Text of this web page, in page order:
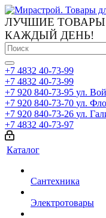
ЛУЧШИЕ ТОВАРЫ
КАЖДЫЙ ДЕНЬ!
+7 4832 40-73-99
+7 4832 40-73-99
+7 920 840-73-95 ул.
+7 920 840-73-70 ул.
+7 920 840-73-26 ул.
+7 4832 40-73-97
Каталог
Сантехника
Электротовары